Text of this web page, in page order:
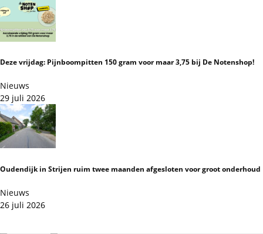
Deze vrijdag: Pijnboompitten 150 gram voor maar 3,75 bij De Notenshop!
Nieuws
29 juli 2026
Oudendijk in Strijen ruim twee maanden afgesloten voor groot onderhoud
Nieuws
26 juli 2026